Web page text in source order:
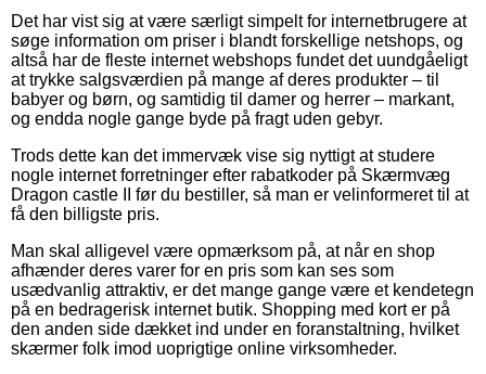
Det har vist sig at være særligt simpelt for internetbrugere at
søge information om priser i blandt forskellige netshops, og
altså har de fleste internet webshops fundet det uundgåeligt
at trykke salgsværdien på mange af deres produkter – til
babyer og børn, og samtidig til damer og herrer – markant,
og endda nogle gange byde på fragt uden gebyr.
Trods dette kan det immervæk vise sig nyttigt at studere
nogle internet forretninger efter rabatkoder på Skærmvæg
Dragon castle II før du bestiller, så man er velinformeret til at
få den billigste pris.
Man skal alligevel være opmærksom på, at når en shop
afhænder deres varer for en pris som kan ses som
usædvanlig attraktiv, er det mange gange være et kendetegn
på en bedragerisk internet butik. Shopping med kort er på
den anden side dækket ind under en foranstaltning, hvilket
skærmer folk imod uoprigtige online virksomheder.